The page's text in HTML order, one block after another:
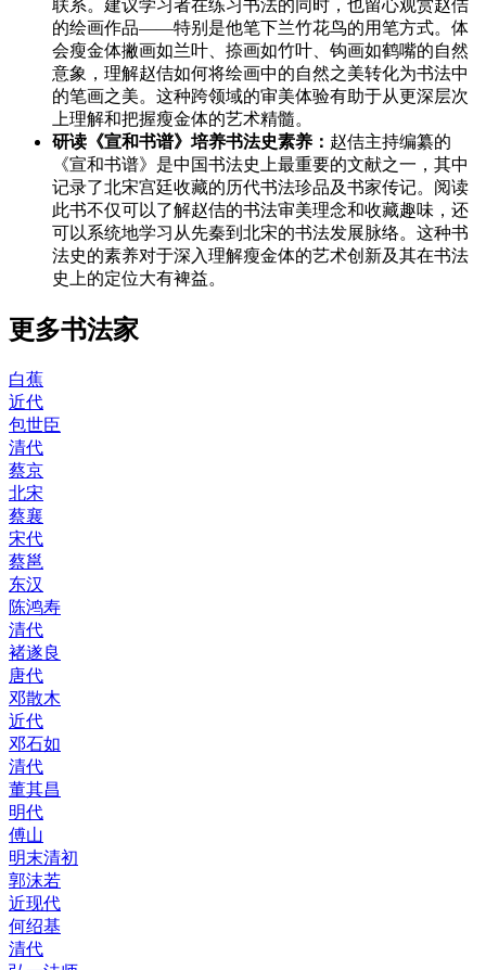
联系。建议学习者在练习书法的同时，也留心观赏赵佶
的绘画作品——特别是他笔下兰竹花鸟的用笔方式。体
会瘦金体撇画如兰叶、捺画如竹叶、钩画如鹤嘴的自然
意象，理解赵佶如何将绘画中的自然之美转化为书法中
的笔画之美。这种跨领域的审美体验有助于从更深层次
上理解和把握瘦金体的艺术精髓。
研读《宣和书谱》培养书法史素养： 赵佶主持编纂的
《宣和书谱》是中国书法史上最重要的文献之一，其中
记录了北宋宫廷收藏的历代书法珍品及书家传记。阅读
此书不仅可以了解赵佶的书法审美理念和收藏趣味，还
可以系统地学习从先秦到北宋的书法发展脉络。这种书
法史的素养对于深入理解瘦金体的艺术创新及其在书法
史上的定位大有裨益。
更多书法家
白蕉
近代
包世臣
清代
蔡京
北宋
蔡襄
宋代
蔡邕
东汉
陈鸿寿
清代
褚遂良
唐代
邓散木
近代
邓石如
清代
董其昌
明代
傅山
明末清初
郭沫若
近现代
何绍基
清代